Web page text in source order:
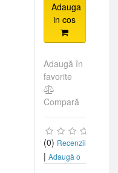
Adauga
in cos
Adaugă în
favorite
Compară
(0) Recenzii
| Adaugă o